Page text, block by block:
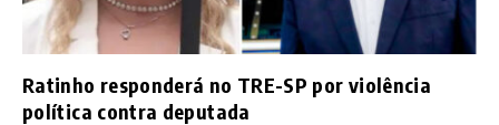
Ratinho responderá no TRE-SP por violência
política contra deputada